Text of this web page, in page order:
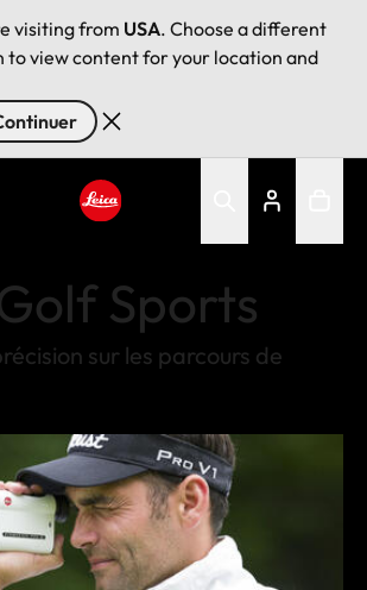
visiting from USA. Choose a different
to view content for your location and
Sports
sur les parcours de